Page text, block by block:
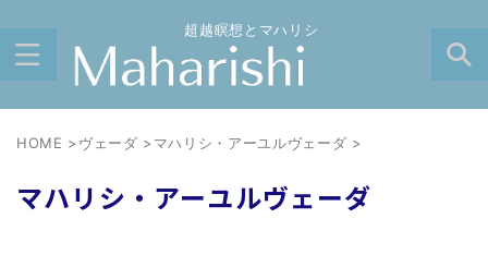
超越瞑想とマハリシ
HOME >ヴェーダ >マハリシ・アーユルヴェーダ >
マハリシ・アーユルヴェーダ